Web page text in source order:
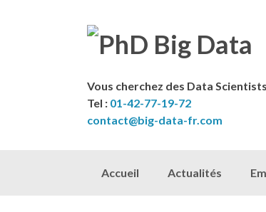
Vous cherchez des Data
Tel : 01-42-77-19-72
contact@big-data-fr.com
Skip to content
Accueil Actualités